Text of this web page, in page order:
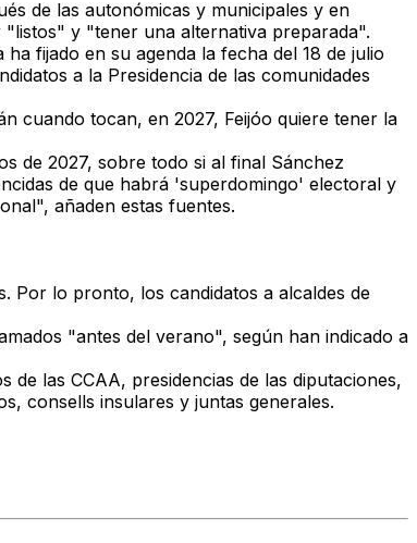
de las autonómicas y municipales y en
"listos" y "tener una alternativa preparada".
fijado en su agenda la fecha del 18 de julio
a la Presidencia de las comunidades
cuando tocan, en 2027, Feijóo quiere tener la
de 2027, sobre todo si al final Sánchez
de que habrá 'superdomingo' electoral y
añaden estas fuentes.
Por lo pronto, los candidatos a alcaldes de
"antes del verano", según han indicado a
de las CCAA, presidencias de las diputaciones,
consells insulares y juntas generales.